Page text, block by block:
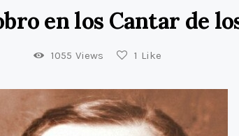
en los Cantar de
1055 Views 1 Like